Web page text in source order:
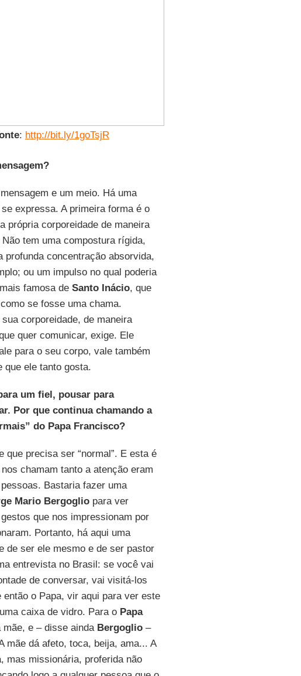
: http://bit.ly/1goTsjR
e um meio. Há uma
expressa. A primeira forma é o
própria corporeidade de maneira
tem uma compostura rígida,
concentração absorvida,
ou um impulso no qual poderia
famosa de Santo Inácio, que
se fosse uma chama.
corporeidade, de maneira
quer comunicar, exige. Ele
para o seu corpo, vale também
que ele tanto gosta.
um fiel, pousar para
Por que continua chamando a
do Papa Francisco?
precisa ser “normal”. E esta é
chamam tanto a atenção eram
Bastaria fazer uma
Mario Bergogliopara ver
que nos impressionam por
Portanto, há aqui uma
de ser ele mesmo e de ser pastor
entrevista no Brasil: se você vai
de conversar, vai visitá-los
o Papa, vir aqui para ver este
caixa de vidro. Para o Papa
mãe, e – disse ainda Bergoglio–
mãe dá afeto, toca, beija, ama... A
mas missionária, proferida não